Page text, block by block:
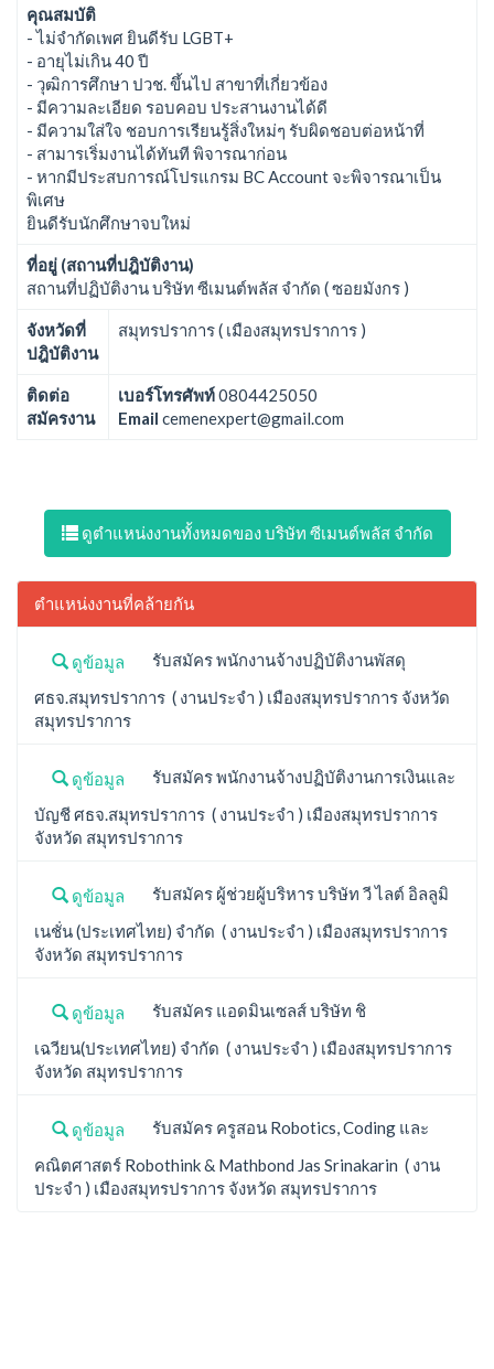
คุณสมบัติ
- ไม่จำกัดเพศ ยินดีรับ LGBT+
- อายุไม่เกิน 40 ปี
- วุฒิการศึกษา ปวช. ขึ้นไป สาขาที่เกี่ยวข้อง
- มีความละเอียด รอบคอบ ประสานงานได้ดี
- มีความใส่ใจ ชอบการเรียนรู้สิ่งใหม่ๆ รับผิดชอบต่อหน้าที่
- สามารเริ่มงานได้ทันที พิจารณาก่อน
- หากมีประสบการณ์โปรแกรม BC Account จะพิจารณาเป็น
พิเศษ
ยินดีรับนักศึกษาจบใหม่
ที่อยู่ (สถานที่ปฎิบัติงาน)
สถานที่ปฏิบัติงาน บริษัท ซีเมนต์พลัส จำกัด ( ซอยมังกร )
จังหวัดที่
ปฎิบัติงาน
สมุทรปราการ ( เมืองสมุทรปราการ )
ติดต่อ
สมัครงาน
เบอร์โทรศัพท์0804425050
Email cemenexpert@gmail.com
ดูตำแหน่งงานทั้งหมดของ บริษัท ซีเมนต์พลัส จำกัด
ตำแหน่งงานที่คล้ายกัน
ดูข้อมูล
รับสมัคร พนักงานจ้างปฏิบัติงานพัสดุ
ศธจ.สมุทรปราการ ( งานประจำ ) เมืองสมุทรปราการ จังหวัด
สมุทรปราการ
ดูข้อมูล
รับสมัคร พนักงานจ้างปฏิบัติงานการเงินและ
บัญชี ศธจ.สมุทรปราการ ( งานประจำ ) เมืองสมุทรปราการ
จังหวัด สมุทรปราการ
ดูข้อมูล
รับสมัคร ผู้ช่วยผู้บริหาร บริษัท วี ไลต์ อิลลูมิ
เนชั่น (ประเทศไทย) จำกัด ( งานประจำ ) เมืองสมุทรปราการ
จังหวัด สมุทรปราการ
ดูข้อมูล
รับสมัคร แอดมินเซลส์ บริษัท ชิ
เฉวียน(ประเทศไทย) จำกัด ( งานประจำ ) เมืองสมุทรปราการ
จังหวัด สมุทรปราการ
ดูข้อมูล
รับสมัคร ครูสอน Robotics, Coding และ
คณิตศาสตร์ Robothink & Mathbond Jas Srinakarin ( งาน
ประจำ ) เมืองสมุทรปราการ จังหวัด สมุทรปราการ